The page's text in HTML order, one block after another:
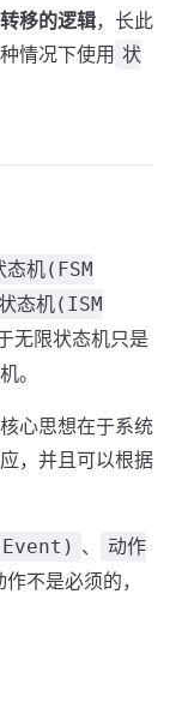
移的逻辑，长此
情况下使用 状
态机(FSM
态机(ISM
无限状态机只是
。
心思想在于系统
，并且可以根据
、
动作
不是必须的，